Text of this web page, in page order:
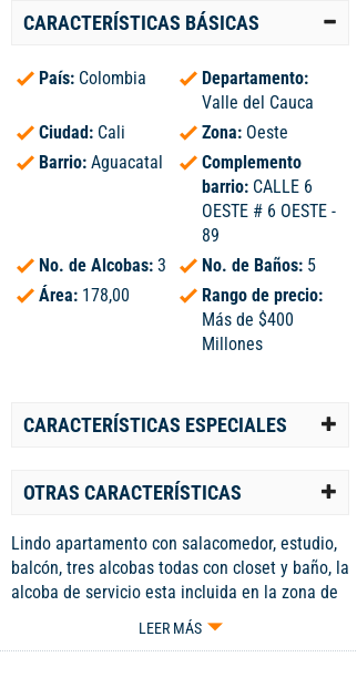
CARACTERÍSTICAS BÁSICAS
País: Colombia
Departamento:
Valle del Cauca
Ciudad: Cali Zona: Oeste
Barrio: Aguacatal
Complemento
barrio: CALLE 6
OESTE # 6 OESTE -
89
No. de Alcobas: 3 No. de Baños: 5
Área: 178,00
Rango de precio:
Más de $400
Millones
CARACTERÍSTICAS ESPECIALES
OTRAS CARACTERÍSTICAS
Lindo apartamento con salacomedor, estudio,
balcón, tres alcobas todas con closet y baño, la
alcoba de servicio esta incluida en la zona de
oficios, 2 parqueaderos, portería, calentador,
salón común, gimnasio, jacuzzi, ascensor, gas,
LEER MÁS